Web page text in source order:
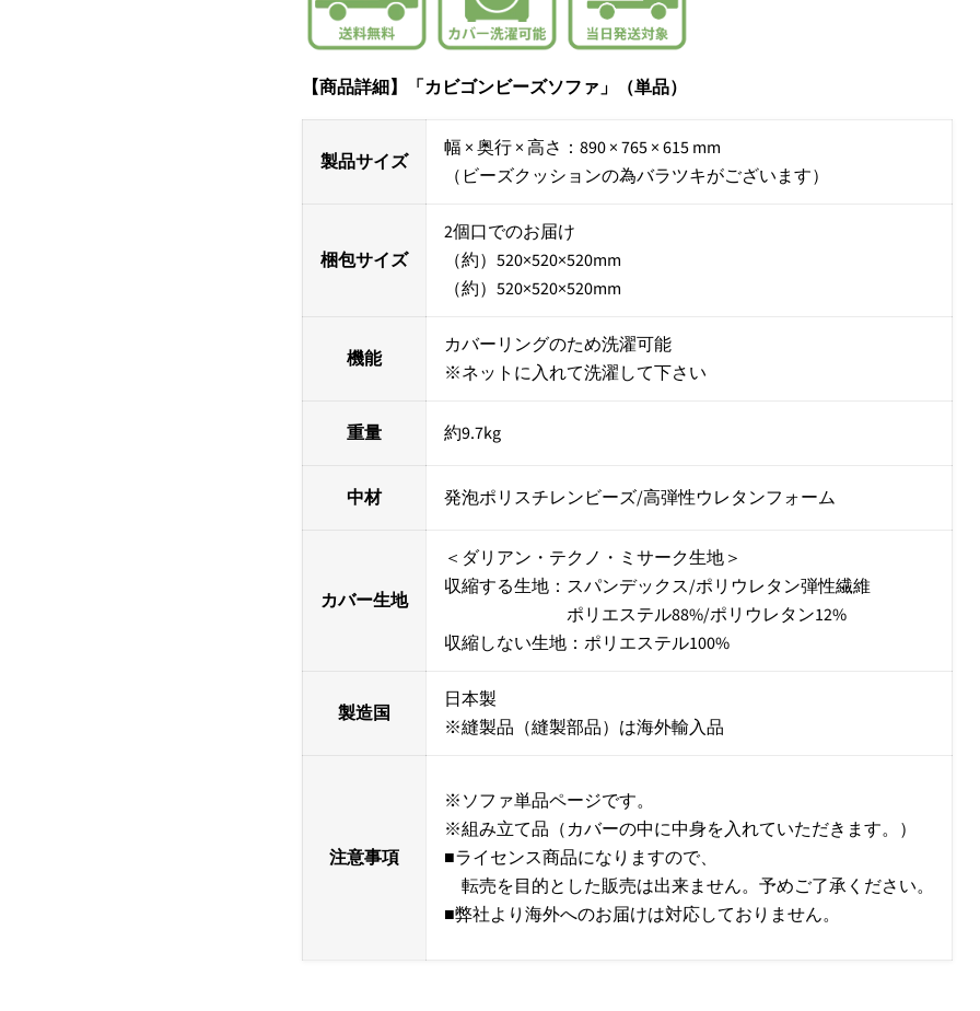
【商品詳細】 「カビゴンビーズソファ」（単品）
製品サイズ
幅 ×奥行 × 高さ ：890 × 765 × 615 mm
（ビーズクッションの為バラツキがございます）
梱包サイズ
2個口でのお届け
（約）520×520×520mm
（約）520×520×520mm
機能
カバーリングのため洗濯可能
※ネットに入れて洗濯して下さい
重量 約9.7kg
中材 発泡ポリスチレンビーズ/高弾性ウレタンフォーム
カバー生地
＜ダリアン・テクノ・ミサーク生地＞
収縮する生地：スパンデックス/ポリウレタン弾性繊維
ポリエステル88%/ポリウレタン12%
収縮しない生地：ポリエステル100%
製造国
日本製
※縫製品（縫製部品）は海外輸入品
注意事項
※ソファ単品ページです。
※組み立て品（カバーの中に中身を入れていただきます。）
■ライセンス商品になりますので、
転売を目的とした販売は出来ません。予めご了承ください。
■弊社より海外へのお届けは対応しておりません。